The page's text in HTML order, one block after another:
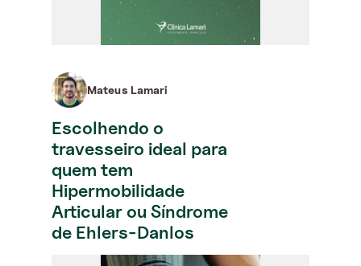
Mateus Lamari
Escolhendo o
travesseiro ideal para
quem tem
Hipermobilidade
Articular ou Síndrome
de Ehlers-Danlos